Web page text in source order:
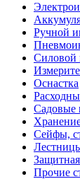
Ручной
Силовой
Оснастка
Садовые
Сейфы,
Прочие